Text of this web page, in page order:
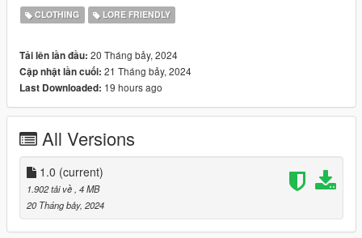
CLOTHING LORE FRIENDLY
Tải lên lần đầu: 20 Tháng bảy, 2024
Cập nhật lần cuối: 21 Tháng bảy, 2024
Last Downloaded: 19 hours ago
All Versions
1.0 (current)
1.902 tải về , 4 MB
20 Tháng bảy, 2024